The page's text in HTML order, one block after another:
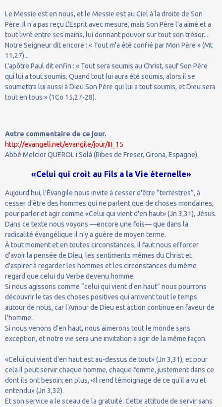
Le Messie est en nous, et le Messie est au Ciel à la droite de Son
Père. Il n'a pas reçu L'Esprit avec mesure, mais Son Père l'a aimé et a
tout livré entre ses mains, lui donnant pouvoir sur tout son trésor...
Notre Seigneur dit encore : « Tout m'a été confié par Mon Père » (Mt
11,27)...
L'apôtre Paul dit enfin : « Tout sera soumis au Christ, sauf Son Père
qui lui a tout soumis. Quand tout lui aura été soumis, alors il se
soumettra lui aussi à Dieu Son Père qui lui a tout soumis, et Dieu sera
tout en tous » (1Co 15,27-28).
Autre commentaire de ce jour.
http://evangeli.net/evangile/jour/III_15
Abbé Melcior QUEROL i Solà (Ribes de Freser, Girona, Espagne).
«Celui qui croit au Fils a la Vie éternelle»
Aujourd'hui, l'Évangile nous invite à cesser d'être “terrestres”, à
cesser d'être des hommes qui ne parlent que de choses mondaines,
pour parler et agir comme «Celui qui vient d'en haut» (Jn 3,31), Jésus.
Dans ce texte nous voyons —encore une fois— que dans la
radicalité évangélique il n'y a guère de moyen terme.
À tout moment et en toutes circonstances, il faut nous efforcer
d'avoir la pensée de Dieu, les sentiments mêmes du Christ et
d'aspirer à regarder les hommes et les circonstances du même
regard que celui du Verbe devenu homme.
Si nous agissons comme “celui qui vient d'en haut” nous pourrons
découvrir le tas des choses positives qui arrivent tout le temps
autour de nous, car l'Amour de Dieu est action continue en faveur de
l'homme.
Si nous venons d'en haut, nous aimerons tout le monde sans
exception, et notre vie sera une invitation à agir de la même façon.
«Celui qui vient d'en haut est au-dessus de tout» (Jn 3,31), et pour
cela Il peut servir chaque homme, chaque femme, justement dans ce
dont ils ont besoin; en plus, «Il rend témoignage de ce qu'il a vu et
entendu» (Jn 3,32).
Et son service a le sceau de la gratuité. Cette attitude de servir sans